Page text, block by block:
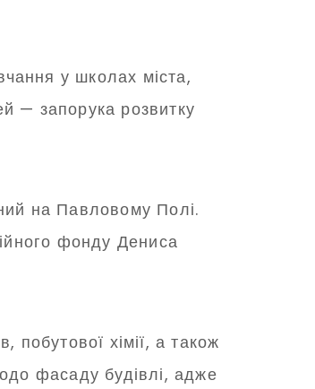
у школах міста,
— запорука розвитку
на Павловому Полі.
фонду Дениса
побутової хімії, а також
фасаду будівлі, адже